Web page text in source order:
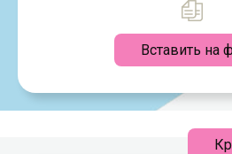
Вставить на